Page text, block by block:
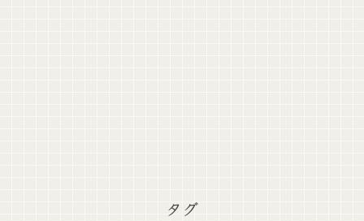
タグ